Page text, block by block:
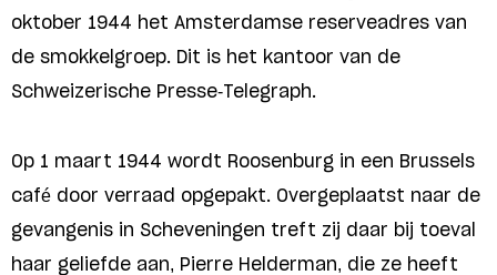
oktober 1944 het Amsterdamse reserveadres van
de smokkelgroep. Dit is het kantoor van de
Schweizerische Presse-Telegraph.
Op 1 maart 1944 wordt Roosenburg in een Brussels
café door verraad opgepakt. Overgeplaatst naar de
gevangenis in Scheveningen treft zij daar bij toeval
haar geliefde aan, Pierre Helderman, die ze heeft